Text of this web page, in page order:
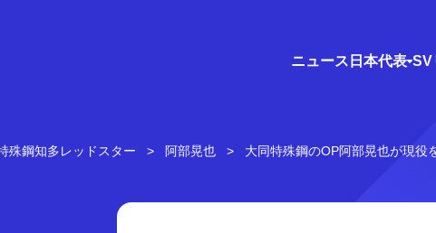
ニュース 日本代表 SV
殊鋼知多レッドスター 阿部晃也 大同特殊鋼のOP阿部晃也が現役